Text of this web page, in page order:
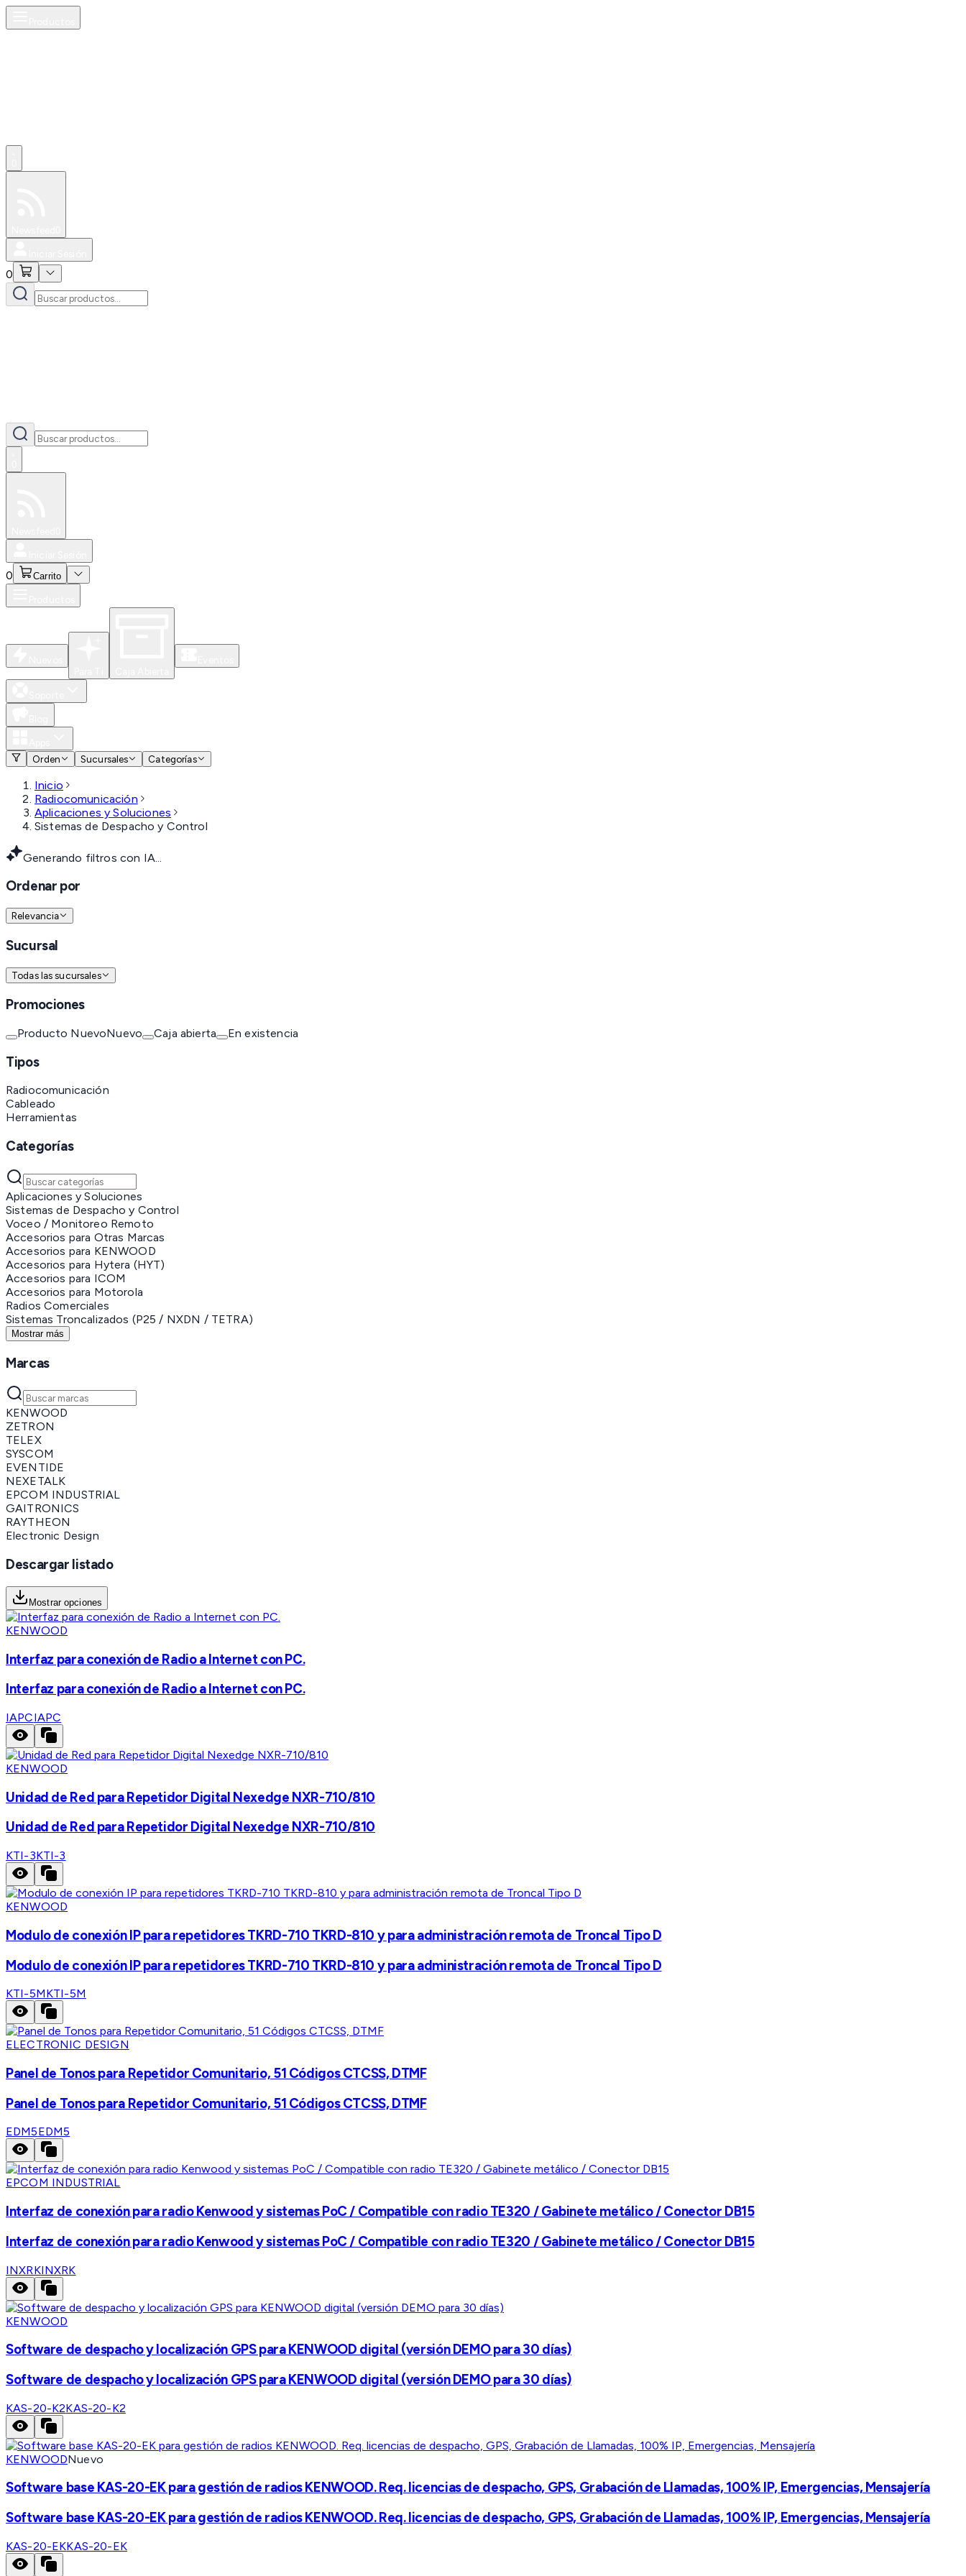
0
0 Carrito
Orden
Sucursales Categorías
Inicio
Radiocomunicación
Aplicaciones y Soluciones
Sistemas de Despacho y Control
Generando filtros con IA...
Ordenar por
Relevancia
Sucursal
Todas las sucursales
Promociones
Producto NuevoNuevo Caja abierta En existencia
Tipos
Radiocomunicación
Cableado
Herramientas
Categorías
Aplicaciones y Soluciones
Sistemas de Despacho y Control
Voceo / Monitoreo Remoto
Accesorios para Otras Marcas
Accesorios para KENWOOD
Accesorios para Hytera (HYT)
Accesorios para ICOM
Accesorios para Motorola
Radios Comerciales
Sistemas Troncalizados (P25 / NXDN / TETRA)
Mostrar más
Marcas
KENWOOD
ZETRON
TELEX
SYSCOM
EVENTIDE
NEXETALK
EPCOM INDUSTRIAL
GAITRONICS
RAYTHEON
Electronic Design
Descargar listado
Mostrar opciones
KENWOOD
Interfaz para conexión de Radio a Internet con PC.
Interfaz para conexión de Radio a Internet con PC.
IAPCIAPC
KENWOOD
Unidad de Red para Repetidor Digital Nexedge NXR-710/810
Unidad de Red para Repetidor Digital Nexedge NXR-710/810
KTI-3KTI-3
KENWOOD
Modulo de conexión IP para repetidores TKRD-710 TKRD-810 y para administración remota de Troncal Tipo D
Modulo de conexión IP para repetidores TKRD-710 TKRD-810 y para administración remota de Troncal Tipo D
KTI-5MKTI-5M
ELECTRONIC DESIGN
Panel de Tonos para Repetidor Comunitario, 51 Códigos CTCSS, DTMF
Panel de Tonos para Repetidor Comunitario, 51 Códigos CTCSS, DTMF
EDM5EDM5
EPCOM INDUSTRIAL
Interfaz de conexión para radio Kenwood y sistemas PoC / Compatible con radio TE320 / Gabinete metálico / Conector DB15
Interfaz de conexión para radio Kenwood y sistemas PoC / Compatible con radio TE320 / Gabinete metálico / Conector DB15
INXRKINXRK
KENWOOD
Software de despacho y localización GPS para KENWOOD digital (versión DEMO para 30 días)
Software de despacho y localización GPS para KENWOOD digital (versión DEMO para 30 días)
KAS-20-K2KAS-20-K2
KENWOODNuevo
Software base KAS-20-EK para gestión de radios KENWOOD. Req. licencias de despacho, GPS, Grabación de Llamadas, 100% IP, Emergencias, Mensajería
Software base KAS-20-EK para gestión de radios KENWOOD. Req. licencias de despacho, GPS, Grabación de Llamadas, 100% IP, Emergencias, Mensajería
KAS-20-EKKAS-20-EK